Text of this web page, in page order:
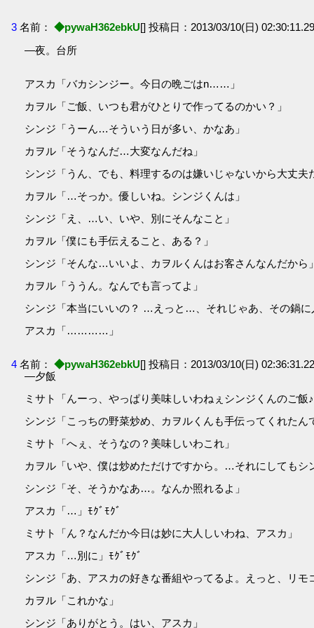
3 名前： ◆pywaH362ebkU[] 投稿日：2013/03/10(日)
―夜。台所
アスカ「バカシンジー。今日の晩ごはn……」
カヲル「ご飯、いつも君がひとりで作ってるのかい？」
シンジ「うーん…そういう日が多い、かなあ」
カヲル「そうなんだ…大変なんだね」
シンジ「うん、でも、料理するのは嫌いじゃないから大丈
カヲル「…そっか。優しいね。シンジくんは」
シンジ「え、…い、いや、別にそんなこと」
カヲル「僕にも手伝えること、ある？」
シンジ「そんな…いいよ、カヲルくんはお客さんなんだから
カヲル「ううん。なんでも言ってよ」
シンジ「本当にいいの？ …えっと…、それじゃあ、その
アスカ「…………」
4 名前： ◆pywaH362ebkU[] 投稿日：2013/03/10(日)
―夕飯
ミサト「んーっ、やっぱり美味しいわねぇシンジくんのご飯
シンジ「こっちの野菜炒め、カヲルくんも手伝ってくれたん
ミサト「へぇ、そうなの？美味しいわこれ」
カヲル「いや、僕は炒めただけですから。…それにしても
シンジ「そ、そうかなあ…。なんか照れるよ」
アスカ「…」ﾓｸﾞﾓｸﾞ
ミサト「ん？なんだか今日は妙に大人しいわね、アスカ」
アスカ「…別に」ﾓｸﾞﾓｸﾞ
シンジ「あ、アスカの好きな番組やってるよ。えっと、リ
カヲル「これかな」
シンジ「ありがとう。はい、アスカ」